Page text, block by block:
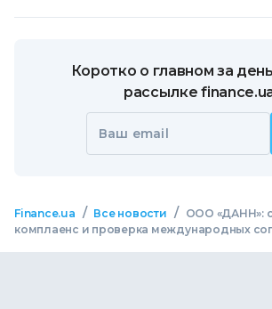
Коротко о главном за
рассылке
Ваш email
Finance.ua / Все новости /
ООО «ДАНН»:
комплаенс и проверка международных